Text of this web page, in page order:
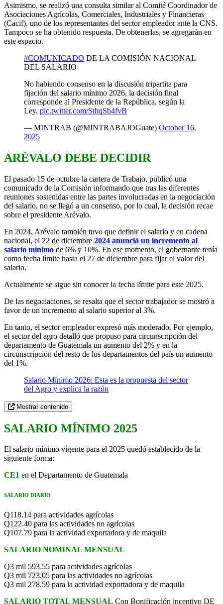
Asimismo, se realizó una consulta similar al Comité Coordinador de
Asociaciones Agrícolas, Comerciales, Industriales y Financieras
(Cacif), uno de los representantes del sector empleador ante la CNS.
Tampoco se ha obtenido respuesta. De obtenerlas, se agregarán en
este espacio.
#COMUNICADO DE LA COMISIÓN NACIONAL
DEL SALARIO
No habiendo consenso en la discusión tripartita para
fijación del salario mínimo 2026, la decisión final
corresponde al Presidente de la República, según la
Ley. pic.twitter.com/SthqSb4fvB
— MINTRAB (@MINTRABAJOGuate) October 16,
2025
ARÉVALO DEBE DECIDIR
El pasado 15 de octubre la cartera de Trabajo, publicó una
comunicado de la Comisión informando que tras las diferentes
reuniones sostenidas entre las partes involucradas en la negociación
del salario, no se llegó a un consenso, por lo cual, la decisión recae
sobre el presidente Arévalo.
En 2024, Arévalo también tuvo que definir el salario y en cadena
nacional, el 22 de diciembre 2024 anunció un incremento al
salario mínimo de 6% y 10%. En ese momento, el gobernante tenía
como fecha límite hasta el 27 de diciembre para fijar el valor del
salario.
Actualmente se sigue sin conocer la fecha límite para este 2025.
De las negociaciones, se resalta que el sector trabajador se mostró a
favor de un incremento al salario superior al 3%.
En tanto, el sector empleador expresó más moderado. Por ejemplo,
el sector del agro detalló que propuso para circunscripción del
departamento de Guatemala un aumento del 2% y en la
circunscripción del resto de los departamentos del país un aumento
del 1%.
Salario Mínimo 2026: Esta es la propuesta del sector
del Agro y explica la razón
Mostrar contenido
SALARIO MÍNIMO 2025
El salario mínimo vigente para el 2025 quedó establecido de la
siguiente forma:
CE1 en el Departamento de Guatemala
SALARIO DIARIO
Q118.14 para actividades agrícolas
Q122.40 para las actividades no agrícolas
Q107.79 para la actividad exportadora y de maquila
SALARIO NOMINAL MENSUAL
Q3 mil 593.55 para actividades agrícolas
Q3 mil 723.05 para las actividades no agrícolas
Q3 mil 278.59 para la actividad exportadora y de maquila
SALARIO TOTAL MENSUAL Con Bonificación incentivo DE